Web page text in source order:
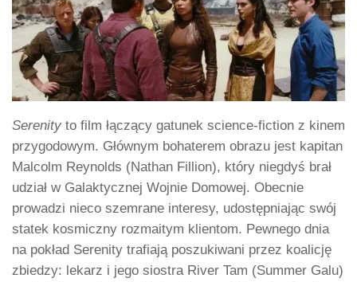
Serenity to film łączący gatunek science-fiction z kinem
przygodowym. Głównym bohaterem obrazu jest kapitan
Malcolm Reynolds (Nathan Fillion), który niegdyś brał
udział w Galaktycznej Wojnie Domowej. Obecnie
prowadzi nieco szemrane interesy, udostępniając swój
statek kosmiczny rozmaitym klientom. Pewnego dnia
na pokład Serenity trafiają poszukiwani przez koalicję
zbiedzy: lekarz i jego siostra River Tam (Summer Galu)